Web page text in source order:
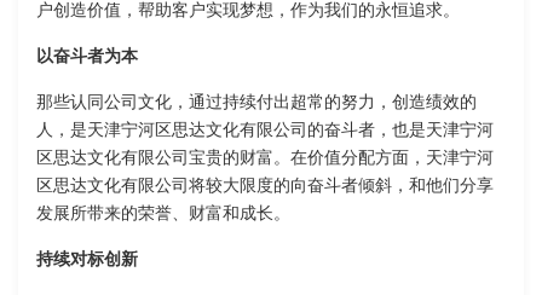
户创造价值，帮助客户实现梦想，作为我们的永恒追求。
以奋斗者为本
那些认同公司文化，通过持续付出超常的努力，创造绩效的
人，是天津宁河区思达文化有限公司的奋斗者，也是天津宁河
区思达文化有限公司宝贵的财富。在价值分配方面，天津宁河
区思达文化有限公司将较大限度的向奋斗者倾斜，和他们分享
发展所带来的荣誉、财富和成长。
持续对标创新